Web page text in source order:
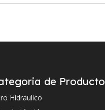
P171541
de Producto
Hidraulico